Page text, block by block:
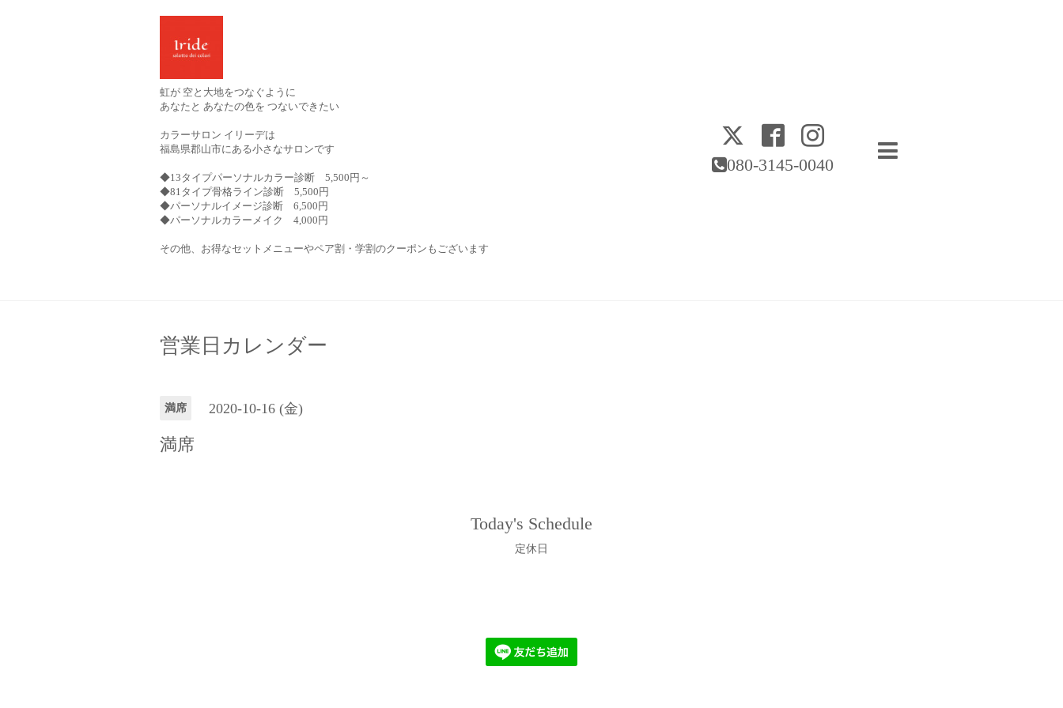
080-3145-0040
虹が 空と大地をつなぐように
あなたと あなたの色を つないできたい
カラーサロン イリーデは
福島県郡山市にある小さなサロンです
◆13タイプパーソナルカラー診断 5,500円～
◆81タイプ骨格ライン診断 5,500円
◆パーソナルイメージ診断 6,500円
◆パーソナルカラーメイク 4,000円
その他、お得なセットメニューやペア割・学割のクーポンもございます
営業日カレンダー
満席 2020-10-16 (金)
満席
Today's Schedule
定休日